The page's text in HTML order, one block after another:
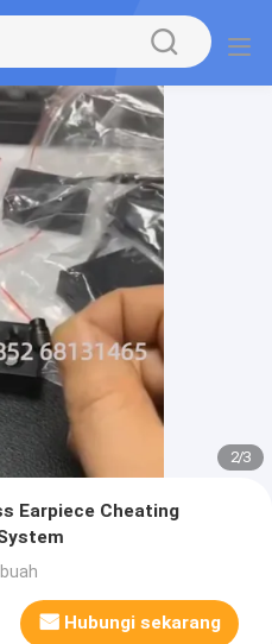
2/3
Earpiece Cheating
Hubungi sekarang